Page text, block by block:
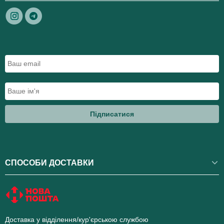
Підписатися
СПОСОБИ ДОСТАВКИ
Доставка у відділення/кур'єрською службою